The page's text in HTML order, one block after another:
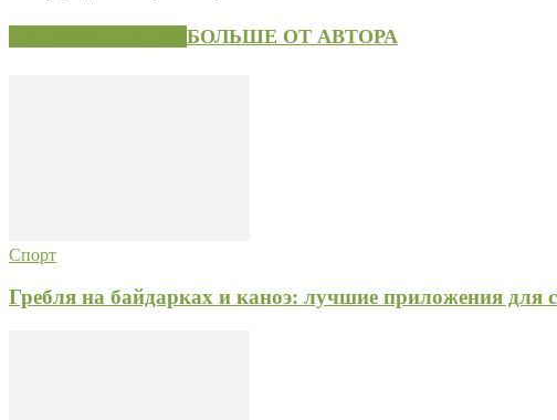
БОЛЬШЕ ОТ АВТОРА
Спорт
Гребля на байдарках и каноэ: лучшие приложения для